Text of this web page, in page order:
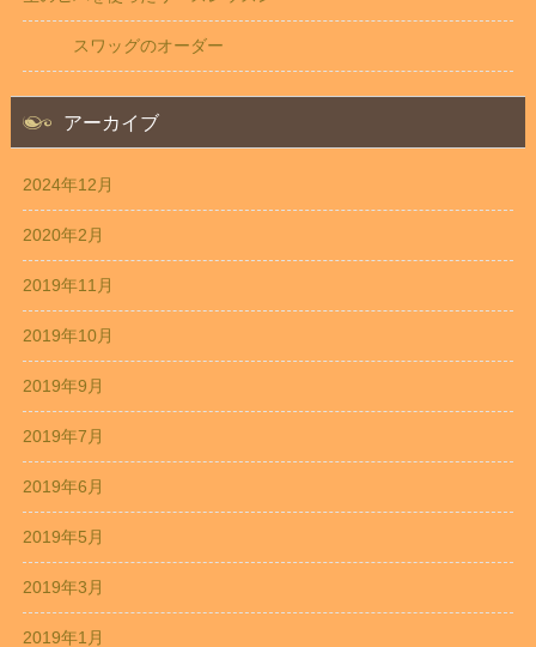
スワッグのオーダー
アーカイブ
2024年12月
2020年2月
2019年11月
2019年10月
2019年9月
2019年7月
2019年6月
2019年5月
2019年3月
2019年1月